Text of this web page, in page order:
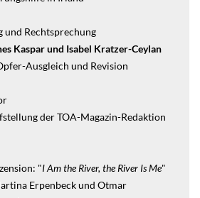
und Rechtsprechung
Kaspar und Isabel Kratzer-Ceylan
Ausgleich und Revision
der TOA-Magazin-Redaktion
"I Am the River, the River Is Me"
Erpenbeck und Otmar